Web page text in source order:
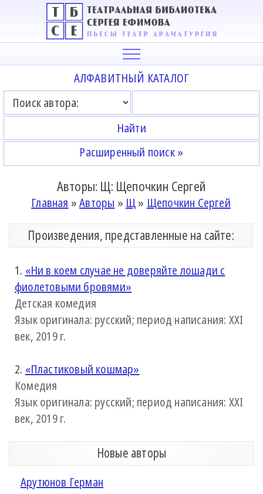
АЛФАВИТНЫЙ КАТАЛОГ
Расширенный поиск »
Авторы: Щ: Щепочкин Сергей
Главная »Авторы » Щ» Щепочкин Сергей
Произведения, представленные на сайте:
1. «Ни в коем случае не доверяйте лошади с
фиолетовыми бровями»
Детская комедия
Язык оригинала: русский; период написания: XXI
век, 2019 г.
2. «Пластиковый кошмар»
Комедия
Язык оригинала: русский; период написания: XXI
век, 2019 г.
Новые авторы
Арутюнов Герман